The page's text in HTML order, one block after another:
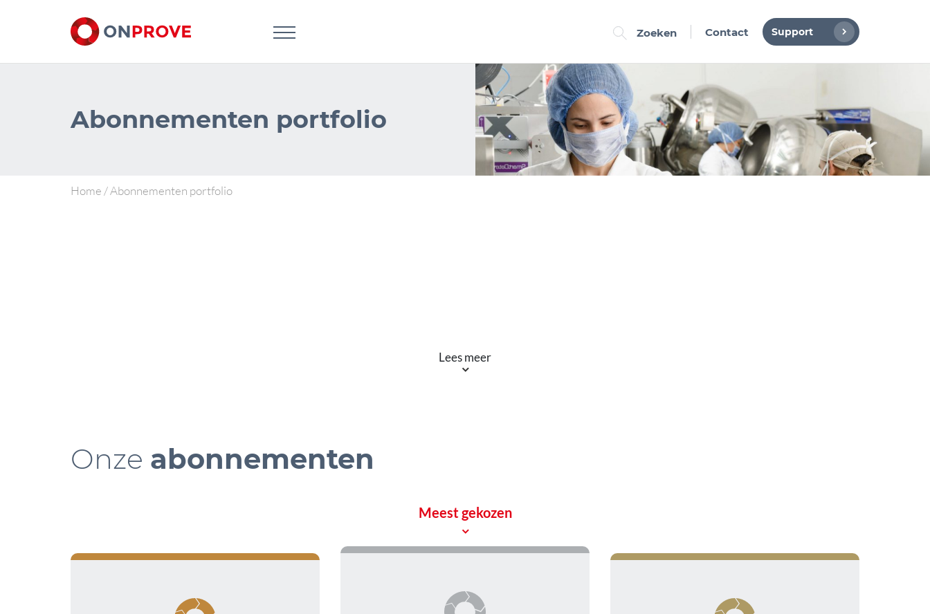
Zoeken Contact Support
Abonnementen portfolio
Home /Abonnementen portfolio
Lees meer
Onze abonnementen
Meest gekozen